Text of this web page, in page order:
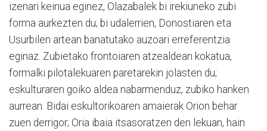
izenari keinua eginez, Olazabalek bi irekiuneko zubi
forma aurkezten du; bi udalerrien, Donostiaren eta
Usurbilen artean banatutako auzoari erreferentzia
eginaz. Zubietako frontoiaren atzealdean kokatua,
formalki pilotalekuaren paretarekin jolasten du;
eskulturaren goiko aldea nabarmenduz, zubiko hanken
aurrean. Bidai eskultorikoaren amaierak Orion behar
zuen derrigor; Oria ibaia itsasoratzen den lekuan, hain